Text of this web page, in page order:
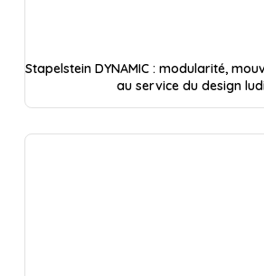
Stapelstein DYNAMIC : modularité,
au service du design